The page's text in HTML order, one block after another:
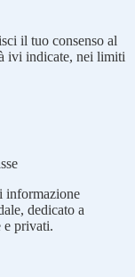
il tuo consenso al
ivi indicate, nei limiti
informazione
dedicato a
e privati.